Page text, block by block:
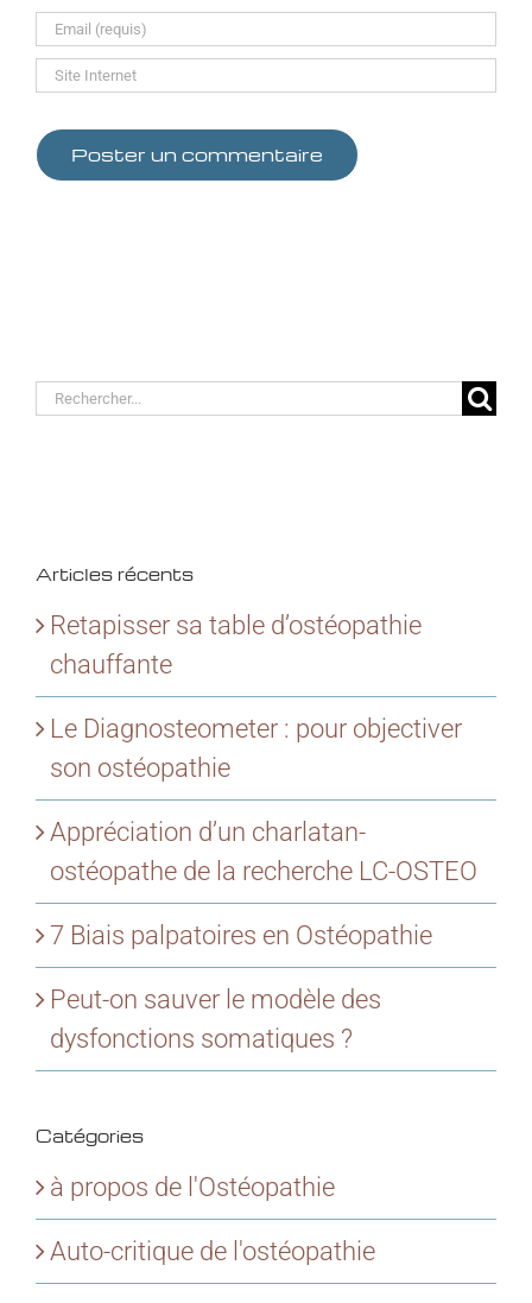
Rechercher:
Articles récents
Retapisser sa table d’ostéopathie
chauffante
Le Diagnosteometer : pour objectiver
son ostéopathie
Appréciation d’un charlatan-
ostéopathe de la recherche LC-OSTEO
7 Biais palpatoires en Ostéopathie
Peut-on sauver le modèle des
dysfonctions somatiques ?
Catégories
à propos de l'Ostéopathie
Auto-critique de l'ostéopathie